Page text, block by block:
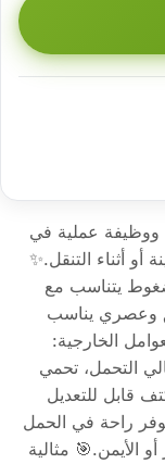
عملية في
أثناء التنقل.✨
يتناسب مع
وعصري يناسب
الخارجية:
التحمل، تحمي
قابل للتعديل
راحة في الحمل
الأيمن.🎯 مثالية